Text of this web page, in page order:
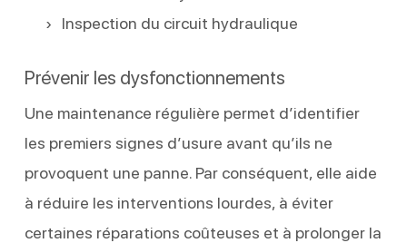
Inspection du circuit hydraulique
Prévenir les dysfonctionnements
Une maintenance régulière permet d’identifier
les premiers signes d’usure avant qu’ils ne
provoquent une panne. Par conséquent, elle aide
à réduire les interventions lourdes, à éviter
certaines réparations coûteuses et à prolonger la